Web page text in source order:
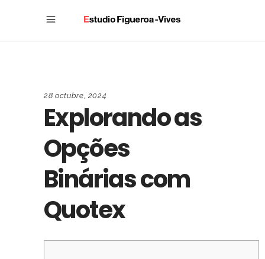
28 octubre, 2024
Explorando as
Opções
Binárias com
Quotex